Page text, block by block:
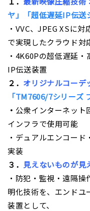
ヤ」
「超低遅延IP伝送
・VVC、JPEG XSに
で実現したクラウド対
・4K60Pの超低遅延
IP伝送装置
２． オリジナルコーデ
「TM7606/7シリーズ
・ 公衆インターネット
インフラで使用可能
・デュアルエンコー
実装
３． 見えないものが見
・防犯・監視・遠隔
明化技術を、エンド
装置として、